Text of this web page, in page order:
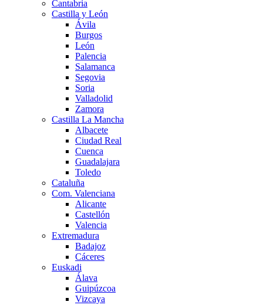
Cantabria
Castilla y León
Ávila
Burgos
León
Palencia
Salamanca
Segovia
Soria
Valladolid
Zamora
Castilla La Mancha
Albacete
Ciudad Real
Cuenca
Guadalajara
Toledo
Cataluña
Com. Valenciana
Alicante
Castellón
Valencia
Extremadura
Badajoz
Cáceres
Euskadi
Álava
Guipúzcoa
Vizcaya